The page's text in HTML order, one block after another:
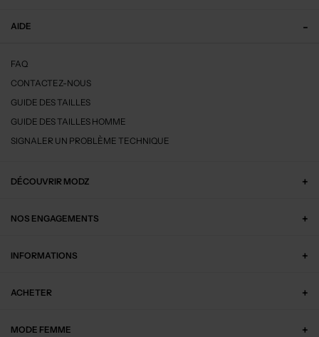
AIDE
FAQ
CONTACTEZ-NOUS
GUIDE DES TAILLES
GUIDE DES TAILLES HOMME
SIGNALER UN PROBLÈME TECHNIQUE
DÉCOUVRIR MODZ
NOS ENGAGEMENTS
INFORMATIONS
ACHETER
MODE FEMME